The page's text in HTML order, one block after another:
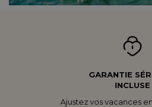
GARANTIE
INCLUSE
Ajustez vos vacances